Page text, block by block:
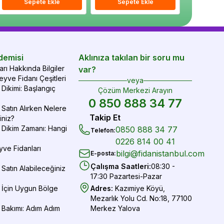
Sepete Ekle Sepete Ekle
Sepete Ekle Sepete Ekle
Hakkında Bilgiler
Fidanı Çeşitleri
Başlangıç
Alırken Nelere
Zamanı: Hangi
Fidanları
Alabileceğiniz
İçin Uygun Bölge
Adım Adım
Aklınıza takılan bir soru mu
var?
veya
Çözüm Merkezi Arayın
0 850 888 34 77
Takip Et
Telefon:0850 888 34 77
0226 814 00 41
E-posta:bilgi@fidanistanbul.com
Çalışma Saatleri:08:30 -
17:30 Pazartesi-Pazar
Adres: Kazımiye Köyü,
Mezarlık Yolu Cd. No:18, 77100
Merkez Yalova